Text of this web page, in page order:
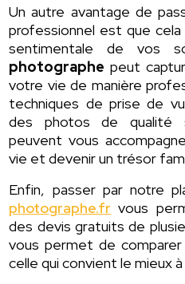
Un autre avantage de
professionnel est que
sentimentale de vos
photographe peut
votre vie de manière
techniques de prise de
des photos de qualité
peuvent vous
vie et devenir un trésor
Enfin, passer par notre
photographe.fr vous
des devis gratuits de
vous permet de
celle qui convient le mieux